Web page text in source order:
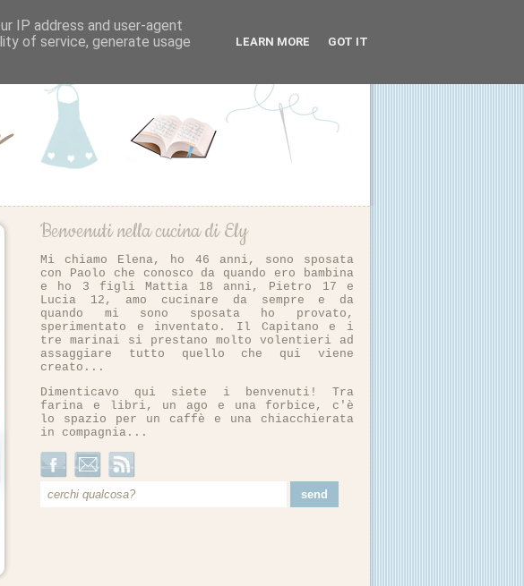
Benvenuti nella cucina di Ely
Mi chiamo Elena, ho 46 anni, sono sposata
con Paolo che conosco da quando ero bambina
e ho 3 figli Mattia 18 anni, Pietro 17 e
Lucia 12, amo cucinare da sempre e da
quando mi sono sposata ho provato,
sperimentato e inventato. Il Capitano e i
tre marinai si prestano molto volentieri ad
assaggiare tutto quello che qui viene
creato...
Dimenticavo qui siete i benvenuti! Tra
farina e libri, un ago e una forbice, c'è
lo spazio per un caffè e una chiacchierata
in compagnia...
IP address and user-agent
of service, generate usage
LEARN MORE GOT IT